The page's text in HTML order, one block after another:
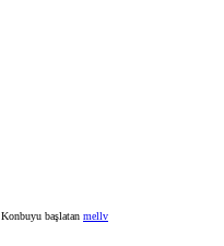
Konbuyu başlatan mellv